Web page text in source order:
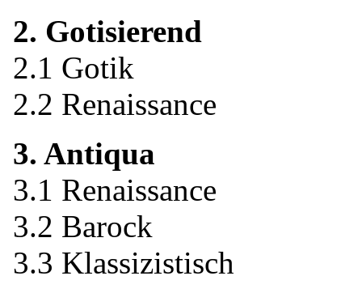
2. Gotisierend
2.1 Gotik
2.2 Renaissance
3. Antiqua
3.1 Renaissance
3.2 Barock
3.3 Klassizistisch